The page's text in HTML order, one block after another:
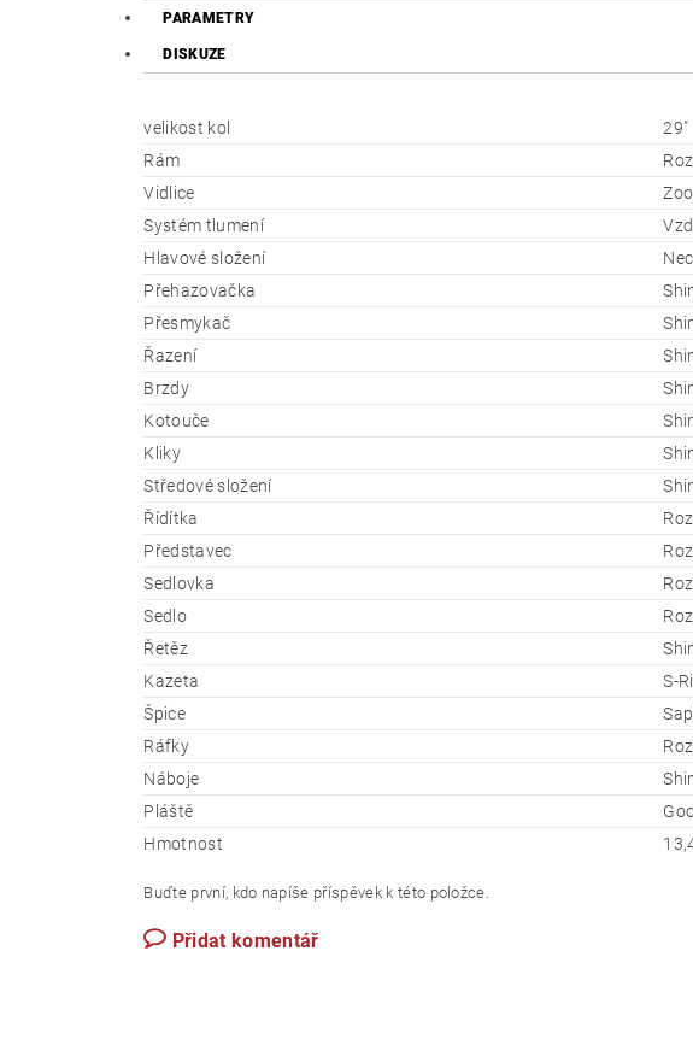
PARAMETRY
DISKUZE
velikost kol
29"
Rám
Vidlice
Systém tlumení
Hlavové složení
Přehazovačka
Přesmykač
Řazení
Brzdy
Kotouče
Kliky
Středové složení
Řídítka
Představec
Sedlovka
Sedlo
Řetěz
Kazeta
S-
Špice
Ráfky
Náboje
Pláště
Hmotnost
Buďte první, kdo napíše příspěvek k této položce.
Přidat komentář